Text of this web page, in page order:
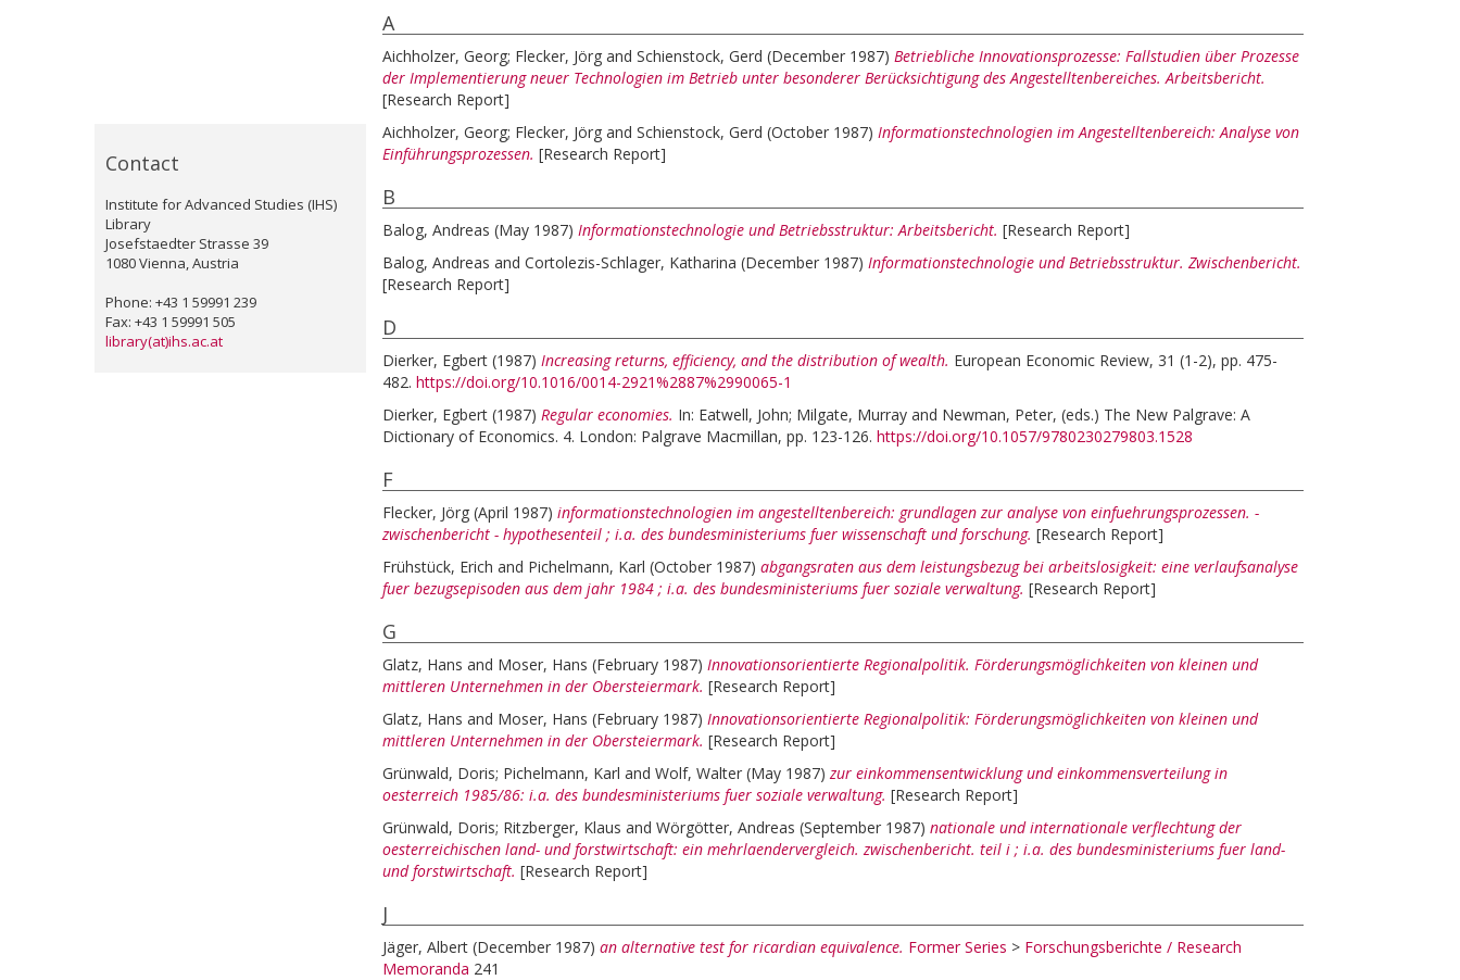
Contact
Institute for Advanced Studies (IHS)
Library
Josefstaedter Strasse 39
1080 Vienna, Austria
Phone: +43 1 59991 239
Fax: +43 1 59991 505
library(at)ihs.ac.at
A
Aichholzer, Georg; Flecker, Jörg and Schienstock, Gerd (December 1987) Betriebliche Innovationsprozesse: Fallstudien über Prozesse
der Implementierung neuer Technologien im Betrieb unter besonderer Berücksichtigung des Angestelltenbereiches. Arbeitsbericht.
[Research Report]
Aichholzer, Georg; Flecker, Jörg and Schienstock, Gerd (October 1987) Informationstechnologien im Angestelltenbereich: Analyse von
Einführungsprozessen. [Research Report]
B
Balog, Andreas (May 1987) Informationstechnologie und Betriebsstruktur: Arbeitsbericht. [Research Report]
Balog, Andreas and Cortolezis-Schlager, Katharina (December 1987) Informationstechnologie und Betriebsstruktur. Zwischenbericht.
[Research Report]
D
Dierker, Egbert (1987) Increasing returns, efficiency, and the distribution of wealth. European Economic Review, 31 (1-2), pp. 475-
482. https://doi.org/10.1016/0014-2921%2887%2990065-1
Dierker, Egbert (1987) Regular economies. In: Eatwell, John; Milgate, Murray and Newman, Peter, (eds.) The New Palgrave: A
Dictionary of Economics. 4. London: Palgrave Macmillan, pp. 123-126. https://doi.org/10.1057/9780230279803.1528
F
Flecker, Jörg (April 1987) informationstechnologien im angestelltenbereich: grundlagen zur analyse von einfuehrungsprozessen. -
zwischenbericht - hypothesenteil ; i.a. des bundesministeriums fuer wissenschaft und forschung. [Research Report]
Frühstück, Erich and Pichelmann, Karl (October 1987) abgangsraten aus dem leistungsbezug bei arbeitslosigkeit: eine verlaufsanalyse
fuer bezugsepisoden aus dem jahr 1984 ; i.a. des bundesministeriums fuer soziale verwaltung. [Research Report]
G
Glatz, Hans and Moser, Hans (February 1987) Innovationsorientierte Regionalpolitik. Förderungsmöglichkeiten von kleinen und
mittleren Unternehmen in der Obersteiermark. [Research Report]
Glatz, Hans and Moser, Hans (February 1987) Innovationsorientierte Regionalpolitik: Förderungsmöglichkeiten von kleinen und
mittleren Unternehmen in der Obersteiermark. [Research Report]
Grünwald, Doris; Pichelmann, Karl and Wolf, Walter (May 1987)zur einkommensentwicklung und einkommensverteilung in
oesterreich 1985/86: i.a. des bundesministeriums fuer soziale verwaltung. [Research Report]
Grünwald, Doris; Ritzberger, Klaus and Wörgötter, Andreas (September 1987) nationale und internationale verflechtung der
oesterreichischen land- und forstwirtschaft: ein mehrlaendervergleich. zwischenbericht. teil i ; i.a. des bundesministeriums fuer land-
und forstwirtschaft. [Research Report]
J
Jäger, Albert (December 1987) an alternative test for ricardian equivalence. Former Series > Forschungsberichte / Research
Memoranda 241